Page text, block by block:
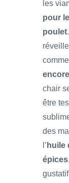
les
pour
poulet
chair
être
des
l’ huile
épices